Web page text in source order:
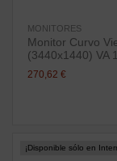
MONITORES
Monitor Curvo
(3440x1440) VA
270,62 €
¡Disponible sólo en